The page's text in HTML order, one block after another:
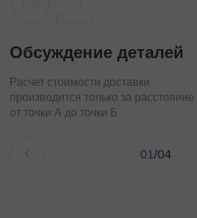
Обсуждение деталей
Расчет стоимости доставки
производится только за расстояние
от точки А до точки Б
01/04